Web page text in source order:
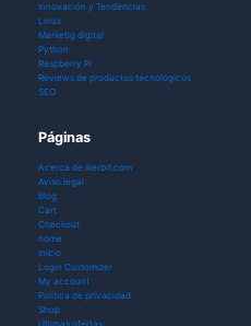
Innovación y Tendencias
Linux
Marketig digital
Python
Raspberry Pi
Reviews de productos tecnológicos
SEO
Páginas
Acerca de ikerbit.com
Aviso legal
Blog
Cart
Checkout
home
Inicio
Login Customizer
My account
Política de privacidad
Shop
Últimas ofertas